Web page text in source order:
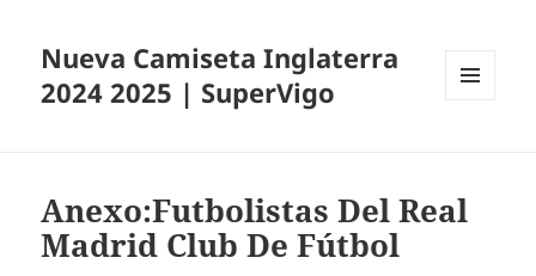
Nueva Camiseta Inglaterra
2024 2025 | SuperVigo
Anexo:Futbolistas Del Real
Madrid Club De Fútbol